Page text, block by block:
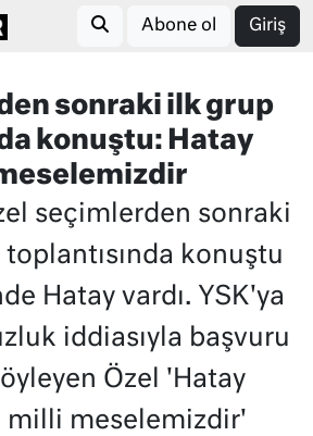
Abone ol Giriş
sonraki ilk grup
konuştu: Hatay
seçimlerden sonraki
konuştu
Hatay vardı. YSK'ya
iddiasıyla başvuru
Özel 'Hatay
milli meselemizdir'